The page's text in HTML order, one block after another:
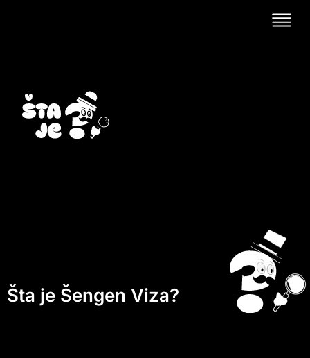
Šta je Šengen Viza?